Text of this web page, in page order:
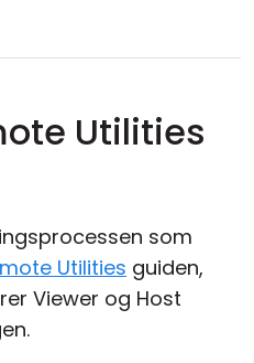
Utilities
som
Utilities guiden,
Viewer og Host